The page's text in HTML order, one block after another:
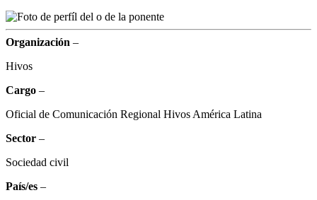
Organización –
Hivos
Cargo –
Oficial de Comunicación Regional Hivos América Latina
Sector –
Sociedad civil
País/es –